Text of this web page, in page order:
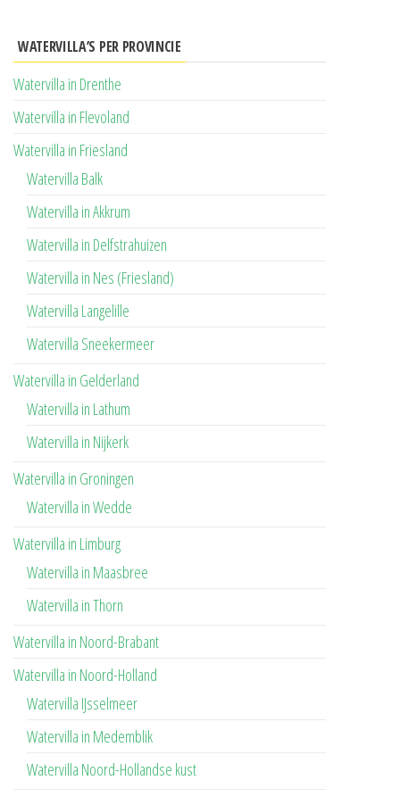
WATERVILLA’S PER PROVINCIE
Watervilla in Drenthe
Watervilla in Flevoland
Watervilla in Friesland
Watervilla Balk
Watervilla in Akkrum
Watervilla in Delfstrahuizen
Watervilla in Nes (Friesland)
Watervilla Langelille
Watervilla Sneekermeer
Watervilla in Gelderland
Watervilla in Lathum
Watervilla in Nijkerk
Watervilla in Groningen
Watervilla in Wedde
Watervilla in Limburg
Watervilla in Maasbree
Watervilla in Thorn
Watervilla in Noord-Brabant
Watervilla in Noord-Holland
Watervilla IJsselmeer
Watervilla in Medemblik
Watervilla Noord-Hollandse kust